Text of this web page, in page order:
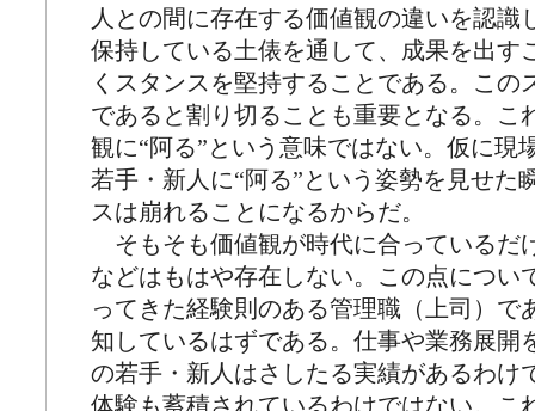
人との間に存在する価値観の違いを認識
保持している土俵を通して、成果を出す
くスタンスを堅持することである。この
であると割り切ることも重要となる。こ
観に“阿る”という意味ではない。仮に現
若手・新人に“阿る”という姿勢を見せた
スは崩れることになるからだ。
そもそも価値観が時代に合っているだ
などはもはや存在しない。この点につい
ってきた経験則のある管理職（上司）で
知しているはずである。仕事や業務展開
の若手・新人はさしたる実績があるわけ
体験も蓄積されているわけではない。こ